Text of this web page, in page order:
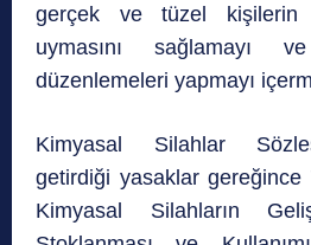
gerçek ve tüzel
uymasını sağlamayı
düzenlemeleri yapmayı
Kimyasal Silahlar
getirdiği yasaklar gereğince
Kimyasal Silahların